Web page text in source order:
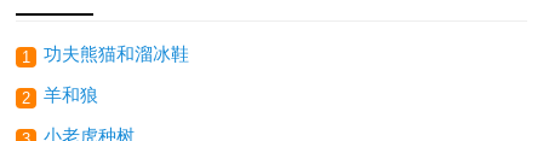
1 功夫熊猫和溜冰鞋
2 羊和狼
小老虎种树